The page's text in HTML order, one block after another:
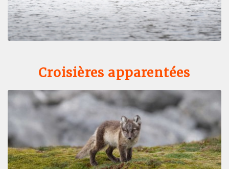
Croisières apparentées